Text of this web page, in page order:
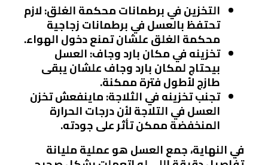
التخزين في برطمانات محكمة الغلق: لازم
تحتفظ بالعسل في برطمانات زجاجية
محكمة الغلق علشان تمنع دخول الهواء.
تخزينه في مكان بارد وجاف: العسل
بيحتاج لمكان بارد وجاف علشان يبقى
طازج لأطول فترة ممكنة.
تجنب تخزينه في الثلاجة: ماينفعش تخزن
العسل في التلاجة لأن درجات الحرارة
المنخفضة ممكن تأثر على جودته.
في النهاية، جمع العسل هو عملية مليانة